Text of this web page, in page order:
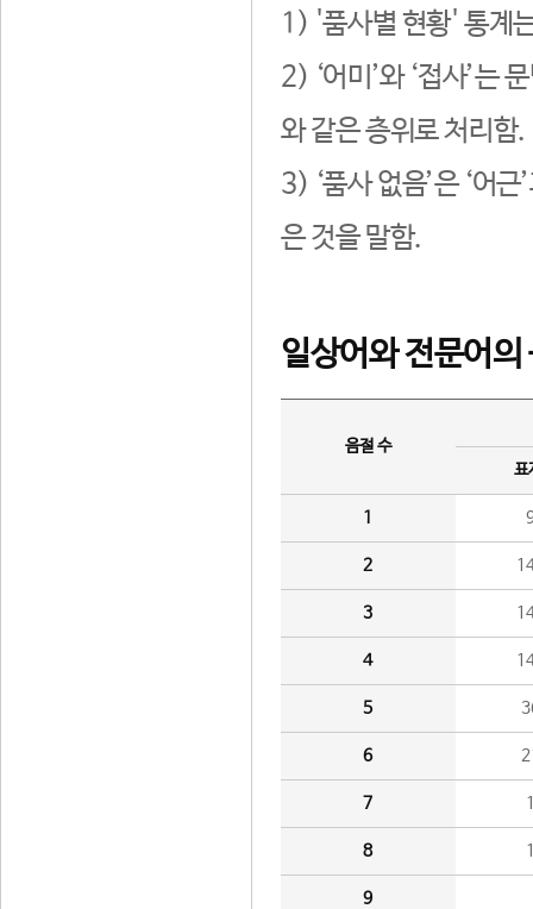
1) '품사별 현황' 통계
2) ‘어미’와 ‘접사’는
와 같은 층위로 처리함.
3) ‘품사 없음’은 ‘어
은 것을 말함.
일상어와 전문어의
음절 수
표
1
2
3
4
5
6
7
8
9